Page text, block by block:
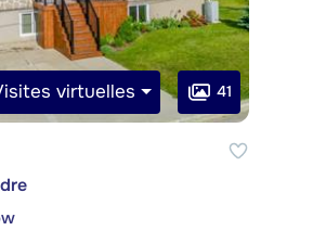
virtuelles 41